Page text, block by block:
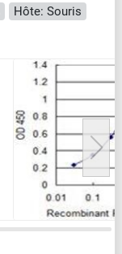
Hôte: Souris